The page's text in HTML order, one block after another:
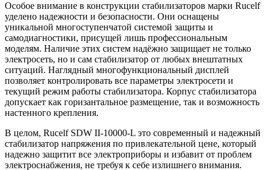
Особое внимание в конструкции стабилизаторов марки Rucelf
уделено надежности и безопасности. Они оснащены
уникальной многоступенчатой системой защиты и
самодиагностики, присущей лишь профессиональным
моделям. Наличие этих систем надёжно защищает не только
электросеть, но и сам стабилизатор от любых внештатных
ситуаций. Наглядный многофункциональный дисплей
позволяет контролировать все параметры электросети и
текущий режим работы стабилизатора. Корпус стабилизатора
допускает как горизантальное размещение, так и возможность
настенного крепления.
В целом, Rucelf SDW II-10000-L это современный и надежный
стабилизатор напряжения по привлекательной цене, который
надежно защитит все электроприборы и избавит от проблем
электроснабжения, не требуя к себе излишнего внимания.